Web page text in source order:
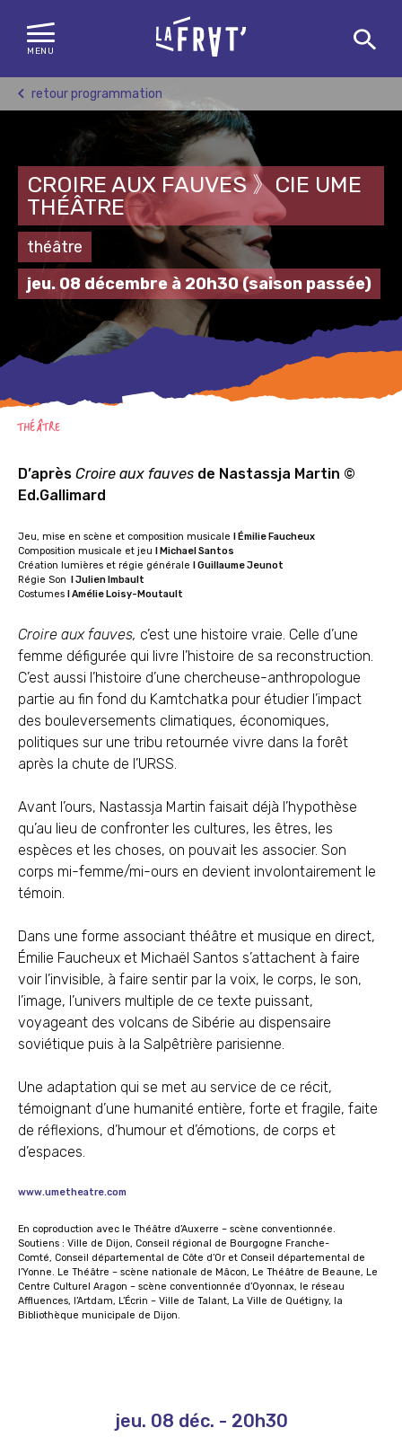
Skip
to
MENU
retour programmation
CROIRE AUX FAUVES 》CIE UME
THÉÂTRE
théâtre
jeu. 08 décembre à 20h30(saison passée)
THÉÂTRE
D’après Croire aux fauves de Nastassja Martin ©
Ed.Gallimard
Jeu, mise en scène et composition musicale
I Émilie Faucheux
Composition musicale et jeu
I Michael Santos
Création lumières et régie générale
I Guillaume Jeunot
Régie Son
I Julien Imbault
Costumes
I Amélie Loisy-Moutault
Croire aux fauves, c’est une histoire vraie. Celle d’une
femme défigurée qui livre l’histoire de sa reconstruction.
C’est aussi l’histoire d’une chercheuse-anthropologue
partie au fin fond du Kamtchatka pour étudier l’impact
des bouleversements climatiques, économiques,
politiques sur une tribu retournée vivre dans la forêt
après la chute de l’URSS.
Avant l’ours, Nastassja Martin faisait déjà l’hypothèse
qu’au lieu de confronter les cultures, les êtres, les
espèces et les choses, on pouvait les associer. Son
corps mi-femme/mi-ours en devient involontairement le
témoin.
Dans une forme associant théâtre et musique en direct,
Émilie Faucheux et Michaël Santos s’attachent à faire
voir l’invisible, à faire sentir par la voix, le corps, le son,
l’image, l’univers multiple de ce texte puissant,
voyageant des volcans de Sibérie au dispensaire
soviétique puis à la Salpêtrière parisienne.
Une adaptation qui se met au service de ce récit,
témoignant d’une humanité entière, forte et fragile, faite
de réflexions, d’humour et d’émotions, de corps et
d’espaces.
www.umetheatre.com
En coproduction avec le Théâtre d’Auxerre – scène conventionnée.
Soutiens : Ville de Dijon, Conseil régional de Bourgogne Franche-
Comté, Conseil départemental de Côte d’Or et Conseil départemental de
l’Yonne. Le Théâtre – scène nationale de Mâcon, Le Théâtre de Beaune, Le
Centre Culturel Aragon – scène conventionnée d’Oyonnax, le réseau
Affluences, l’Artdam, L’Écrin – Ville de Talant, La Ville de Quétigny, la
Bibliothèque municipale de Dijon.
jeu. 08 déc. - 20h30